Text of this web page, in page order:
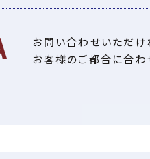
お問い合わせいただ
お客様のご都合に合わ